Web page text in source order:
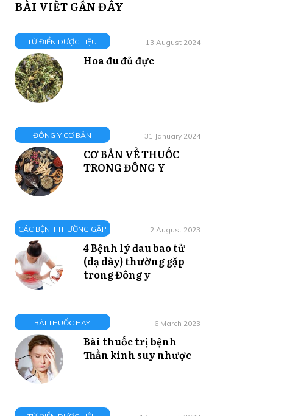
BÀI VIẾT GẦN ĐÂY
TỪ ĐIỂN DƯỢC LIỆU 13 August 2024
Hoa đu đủ đực
ĐÔNG Y CƠ BẢN 31 January 2024
CƠ BẢN VỀ THUỐC
TRONG ĐÔNG Y
CÁC BỆNH THƯỜNG GẶP 2 August 2023
4 Bệnh lý đau bao tử
(dạ dày) thường gặp
trong Đông y
BÀI THUỐC HAY 6 March 2023
Bài thuốc trị bệnh
Thần kinh suy nhược